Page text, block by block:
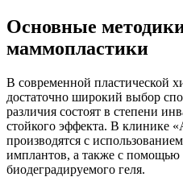
Основные
маммопластики
В современной пластической
достаточно широкий выбор
различия состоят в степени
стойкого эффекта. В клинике
производятся с
имплантов, а также с
биодеградируемого геля.